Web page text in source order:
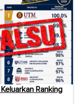
Ranking